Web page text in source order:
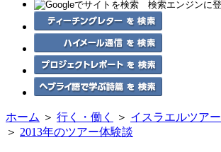
ホーム ＞ 行く・働く ＞ イスラエルツアー
＞ 2013年のツアー体験談